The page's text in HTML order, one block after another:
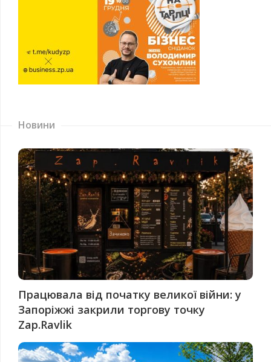
Новини
Працювала від початку великої війни: у
Запоріжжі закрили торгову точку
Zap.Ravlik